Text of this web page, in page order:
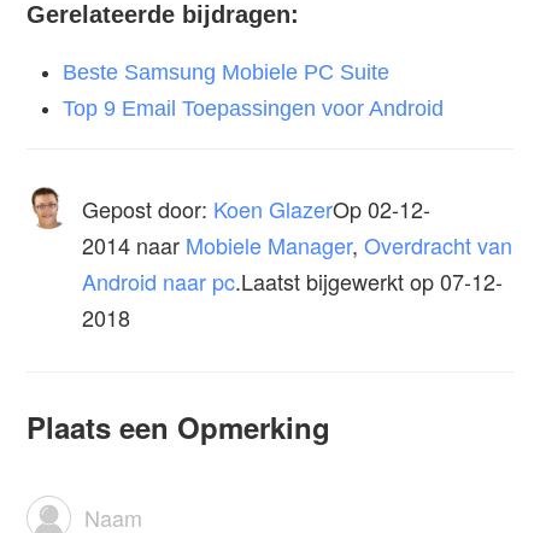
Gerelateerde bijdragen:
Beste Samsung Mobiele PC Suite
Top 9 Email Toepassingen voor Android
Gepost door: Koen GlazerOp02-12-
2014 naar Mobiele Manager,Overdracht van
Android naar pc.Laatst bijgewerkt op 07-12-
2018
Plaats een Opmerking